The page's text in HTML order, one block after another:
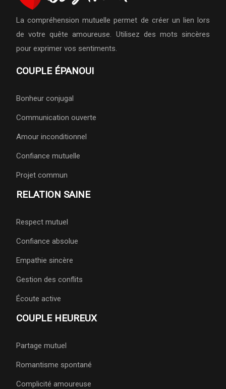
La compréhension mutuelle permet de créer un lien lors
de votre quête amoureuse. Utilisez des mots sincères
pour exprimer vos sentiments.
COUPLE ÉPANOUI
Bonheur conjugal
Communication ouverte
Amour inconditionnel
Confiance mutuelle
Projet commun
RELATION SAINE
Respect mutuel
Confiance absolue
Empathie sincère
Gestion des conflits
Écoute active
COUPLE HEUREUX
Partage mutuel
Romantisme spontané
Complicité amoureuse